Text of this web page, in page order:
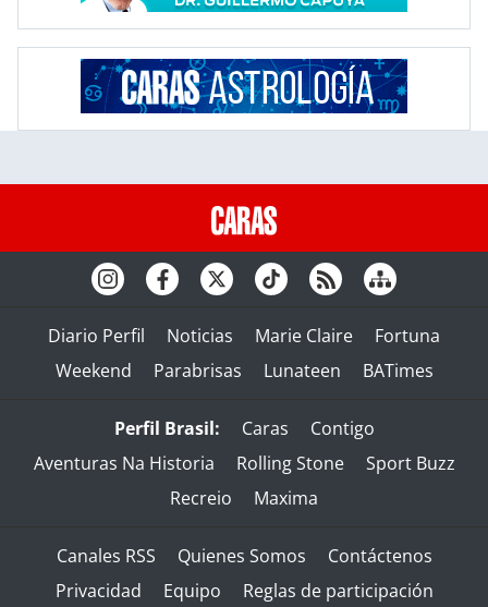
Diario Perfil Noticias Marie Claire
Fortuna
Weekend
Parabrisas Lunateen BATimes
Perfil Brasil: Caras
Contigo
Aventuras Na Historia
Rolling Stone
Sport Buzz
Recreio
Maxima
Canales RSS Quienes Somos
Contáctenos
Privacidad
Equipo Reglas de participación